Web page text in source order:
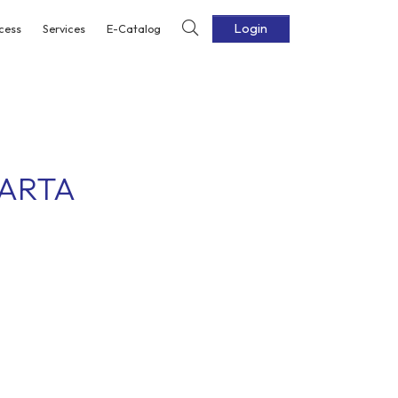
Services E-Catalog Login